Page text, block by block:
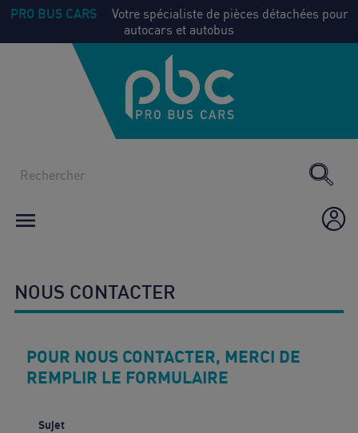
PRO BUS CARS
Votre spécialiste de pièces détachées pour
autocars et autobus
Voir
tout

NOUS CONTACTER
POUR NOUS CONTACTER, MERCI DE
REMPLIR LE FORMULAIRE
Sujet